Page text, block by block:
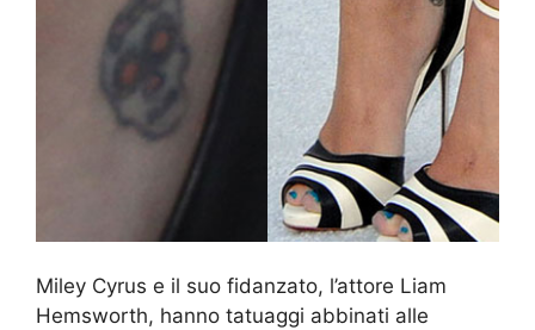
Miley Cyrus e il suo fidanzato, l’attore Liam
Hemsworth, hanno tatuaggi abbinati alle